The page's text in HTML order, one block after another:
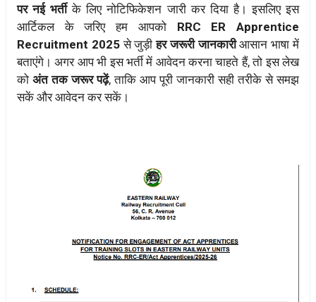
पर नई भर्तीके लिए नोटिफिकेशन जारी कर दिया है। इसलिए इस
आर्टिकल के जरिए हम आपको RRC ER Apprentice
Recruitment 2025से जुड़ीहर जरूरी जानकारीआसान भाषा में
बताएंगे। अगर आप भी इस भर्ती में आवेदन करना चाहते हैं, तो इस लेख
को अंत तक जरूर पढ़ें, ताकि आप पूरी जानकारी सही तरीके से समझ
सकें और आवेदन कर सकें।